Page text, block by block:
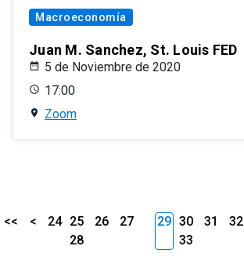
Macroeconomía
Juan M. Sanchez, St. Louis FED
5 de Noviembre de 2020
17:00
Zoom
<< < 24 25 26
27
28
29 30 31
32
33